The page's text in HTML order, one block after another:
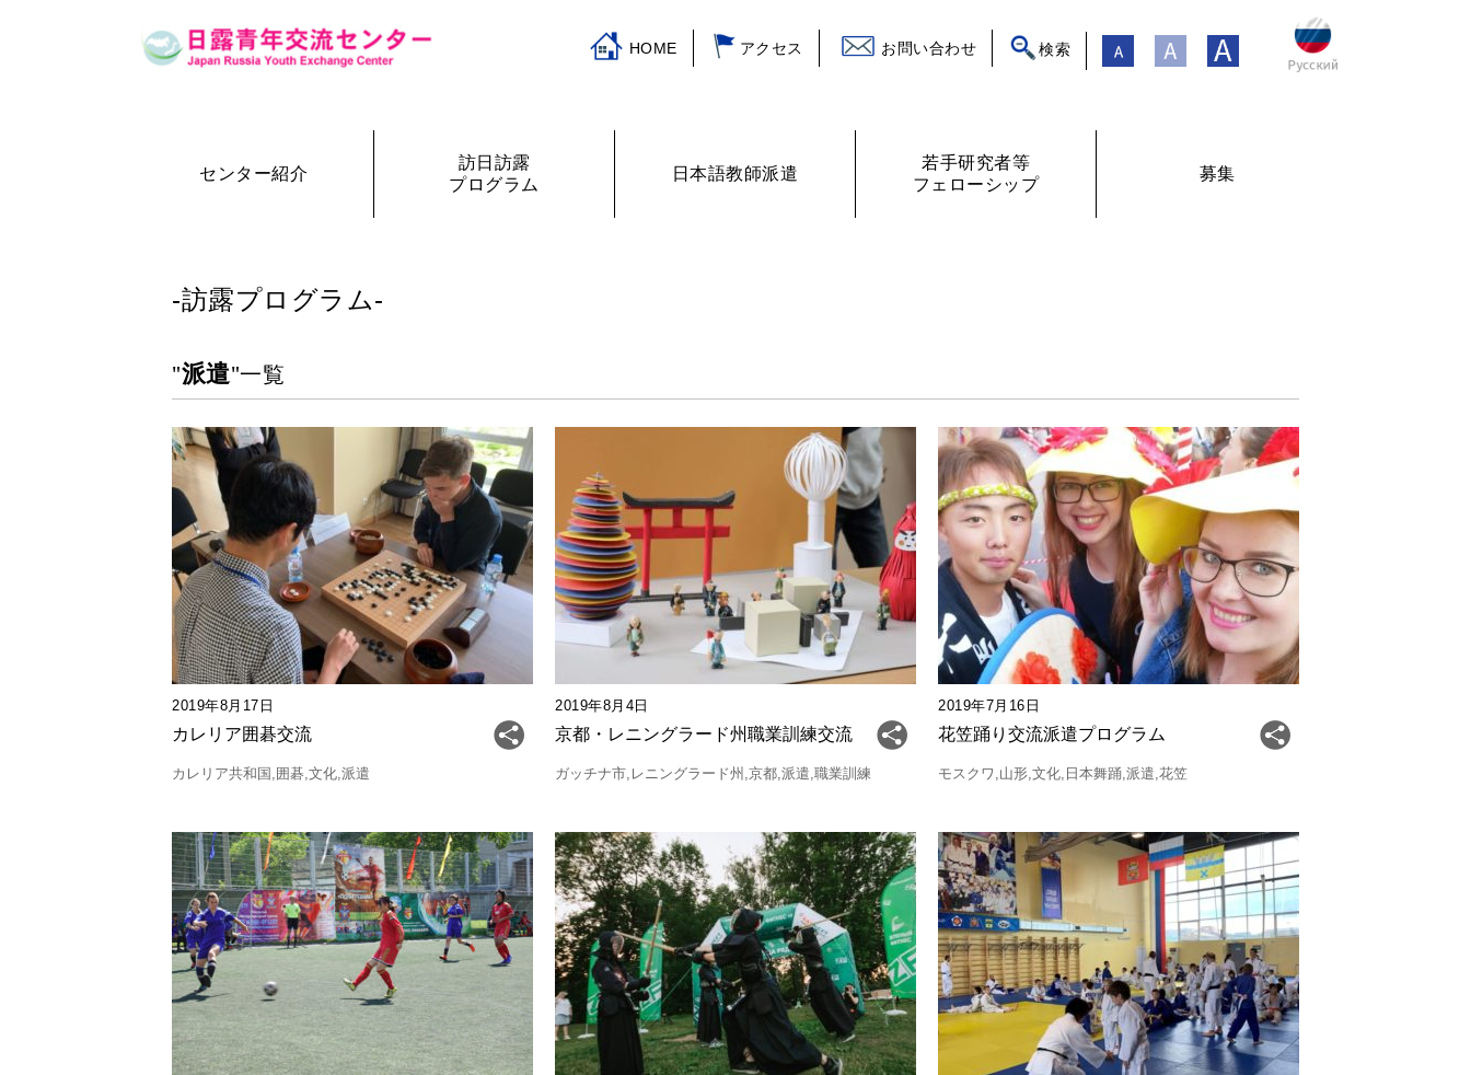
HOME アクセス お問い合わせ 検索
センター紹介
訪日訪露
プログラム
参加者の声
日本語教師派遣
若手研究者等
フェローシップ
募集
-訪露プログラム-
"派遣"一覧
2019年8月17日
カレリア囲碁交流
カレリア共和国 囲碁 文化 派遣
2019年8月4日
京都・レニングラード州職業訓練交流
ガッチナ市 レニングラード州 京都 派遣 職業訓練
2019年7月16日
花笠踊り交流派遣プログラム
モスクワ 山形 文化 日本舞踊 派遣 花笠